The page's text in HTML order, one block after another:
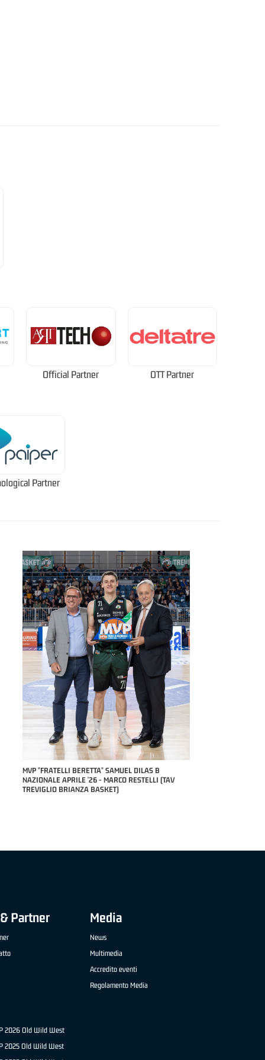
Official Partner OTT Partner
Partner
MVP "FRATELLI BERETTA" SAMUEL DILAS B
NAZIONALE APRILE '26 - MARCO RESTELLI (TAV
TREVIGLIO BRIANZA BASKET)
Partner Media
News
Multimedia
Accredito eventi
Regolamento Media
2026 Old Wild West
2025 Old Wild West